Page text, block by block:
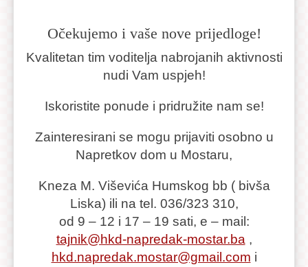
Očekujemo i vaše nove prijedloge!
Kvalitetan tim voditelja nabrojanih aktivnosti
nudi Vam uspjeh!
Iskoristite ponude i pridružite nam se!
Zainteresirani se mogu prijaviti osobno u
Napretkov dom u Mostaru,
Kneza M. Viševića Humskog bb ( bivša
Liska) ili na tel. 036/323 310,
od 9 – 12 i 17 – 19 sati, e – mail:
tajnik@hkd-napredak-mostar.ba,
hkd.napredak.mostar@gmail.com i